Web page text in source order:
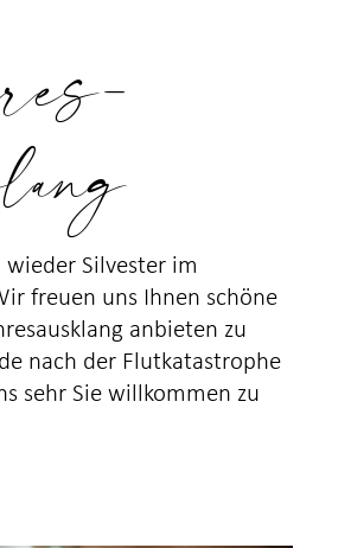
wieder Silvester im
freuen uns Ihnen schöne
anbieten zu
nach der Flutkatastrophe
sehr Sie willkommen zu